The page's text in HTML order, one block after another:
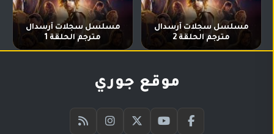
مسلسل سجلات آرسدال
مترجم الحلقة 2
مسلسل سجلات آرسدال
مترجم الحلقة 1
موقع جوري